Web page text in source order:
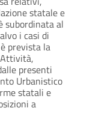
statale e
subordinata al
i casi di
prevista la
presenti
Urbanistico
statali e
a